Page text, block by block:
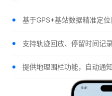
基于GPS+基站数据精准定
支持轨迹回放、停留时间记
提供地理围栏功能，自动通